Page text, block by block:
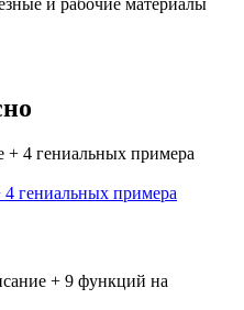
4 гениальных примера